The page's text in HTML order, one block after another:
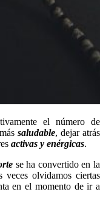
el número de
mássaludable, dejar atrás
activas y enérgicas.
se ha convertido en la
veces olvidamos ciertas
en el momento de ir a